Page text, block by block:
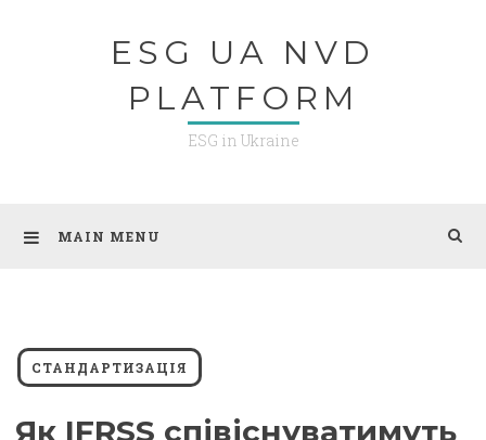
ESG UA NVD
PLATFORM
ESG in Ukraine
MAIN MENU
СТАНДАРТИЗАЦІЯ
Як IFRSS співіснуватимуть